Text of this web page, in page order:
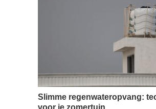
gebruik van travertin in je huis en tuin
lonende als budgetvriendelijke
keukens tot tuinen, er zijn tal van
kunt aanpakken om de esthetiek…
Slimme regenwateropvang:
voor je zomertuin